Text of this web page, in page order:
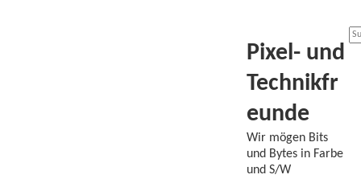
Pixel- und
Technikfr
eunde
Wir mögen Bits
und Bytes in Farbe
und S/W